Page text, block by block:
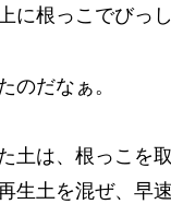
に根っこでびっし
のだなぁ。
土は、根っこを
生土を混ぜ、早